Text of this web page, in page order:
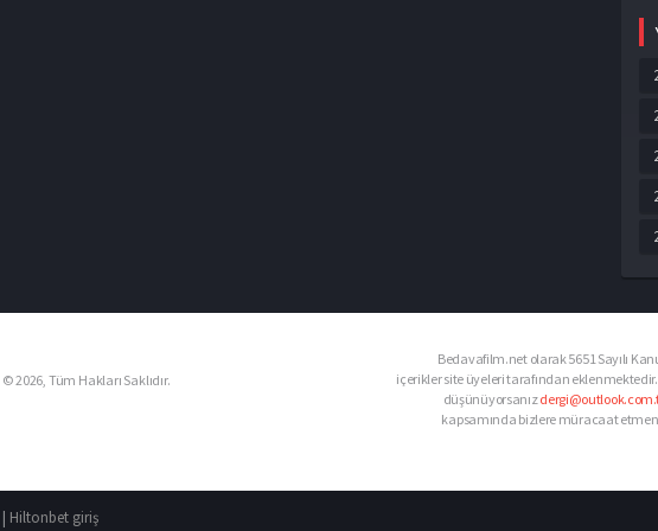
© 2026, Tüm Hakları Saklıdır.
Bedavafilm.net olarak 5651 Sayılı
içerikler site üyeleri tarafından
düşünüyorsanız
kapsamında bizlere müracaat
| Hiltonbet giriş